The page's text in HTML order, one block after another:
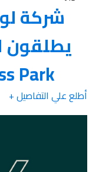
شركة
يطلقون
Park
أطلع علي التفاصيل +